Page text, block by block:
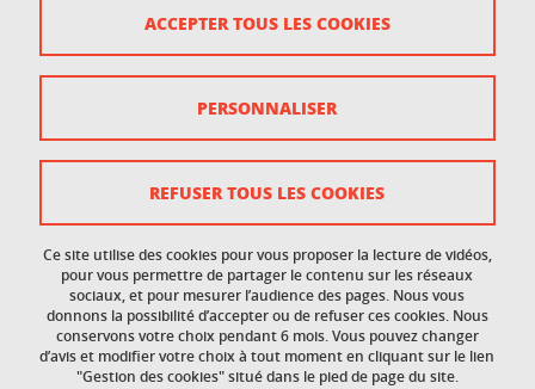
Crédits
Gestion des cookies
Accessibilité : non conforme
Politique des cookies
Ce site utilise des cookies pour vous proposer la lecture de vidéos,
pour vous permettre de partager le contenu sur les réseaux
sociaux, et pour mesurer l’audience des pages. Nous vous
donnons la possibilité d’accepter ou de refuser ces cookies. Nous
conservons votre choix pendant 6 mois. Vous pouvez changer
d’avis et modifier votre choix à tout moment en cliquant sur le lien
"Gestion des cookies" situé dans le pied de page du site.
ACCEPTER TOUS LES COOKIES
REFUSER TOUS LES COOKIES
PERSONNALISER